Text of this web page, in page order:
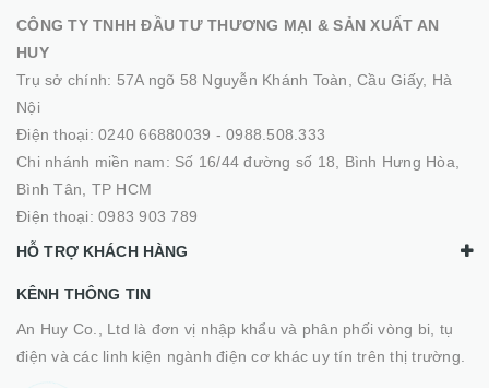
CÔNG TY TNHH ĐẦU TƯ THƯƠNG MẠI & SẢN XUẤT AN
HUY
Trụ sở chính: 57A ngõ 58 Nguyễn Khánh Toàn, Cầu Giấy, Hà
Nội
Điện thoại: 0240 66880039 - 0988.508.333
Chi nhánh miền nam: Số 16/44 đường số 18, Bình Hưng Hòa,
Bình Tân, TP HCM
Điện thoại: 0983 903 789
HỖ TRỢ KHÁCH HÀNG
KÊNH THÔNG TIN
An Huy Co., Ltd là đơn vị nhập khẩu và phân phối vòng bi, tụ
điện và các linh kiện ngành điện cơ khác uy tín trên thị trường.